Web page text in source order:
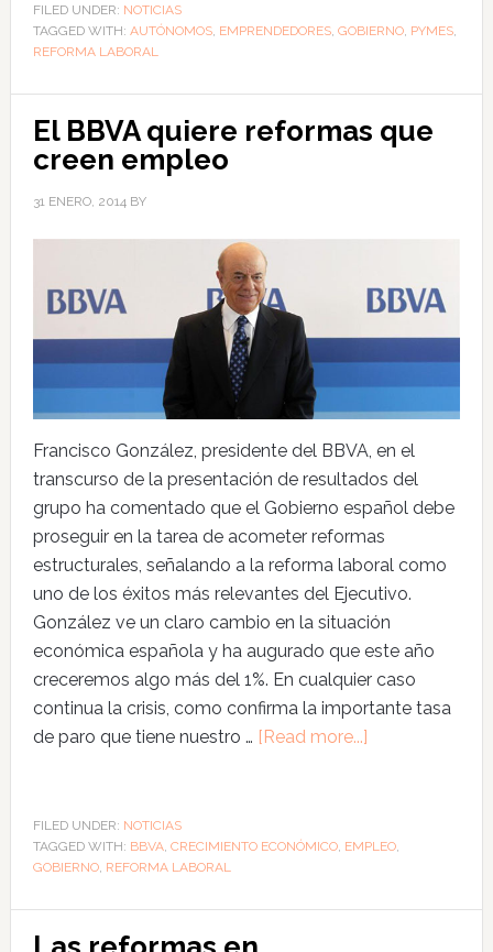
FILED UNDER: NOTICIAS
TAGGED WITH: AUTÓNOMOS, EMPRENDEDORES, GOBIERNO, PYMES,
REFORMA LABORAL
El BBVA quiere reformas que
creen empleo
31 ENERO, 2014BY
Francisco González, presidente del BBVA, en el
transcurso de la presentación de resultados del
grupo ha comentado que el Gobierno español debe
proseguir en la tarea de acometer reformas
estructurales, señalando a la reforma laboral como
uno de los éxitos más relevantes del Ejecutivo.
González ve un claro cambio en la situación
económica española y ha augurado que este año
creceremos algo más del 1%. En cualquier caso
continua la crisis, como confirma la importante tasa
de paro que tiene nuestro … [Read more...]
FILED UNDER: NOTICIAS
TAGGED WITH: BBVA, CRECIMIENTO ECONÓMICO, EMPLEO,
GOBIERNO, REFORMA LABORAL